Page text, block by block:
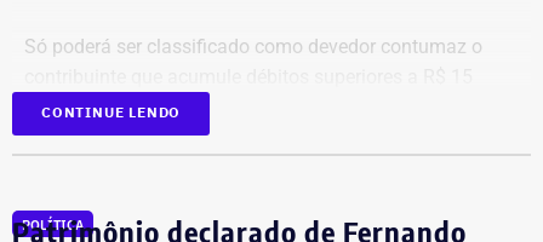
concentrada em imóveis. O deputado informou possuir
dois apartamentos, avaliados em R$ 1,62 milhão, que
A declaração também inclui aproximadamente R$ 679
Só poderá ser classificado como devedor contumaz o
milhões, em valor superior ao patrimônio conhecido, além
de manter irregularidades no recolhimento do ICMS por,
CONTINUE LENDO
POLÍTICA
Patrimônio declarado de Fernando